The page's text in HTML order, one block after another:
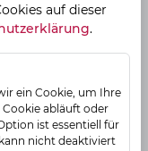
auf dieser
.
ein Cookie, um Ihre
abläuft oder
ist essentiell für
nicht deaktiviert